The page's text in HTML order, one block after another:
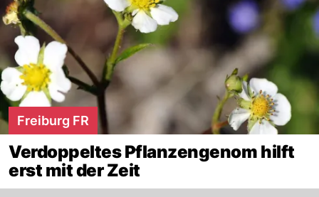
Freiburg FR
Verdoppeltes Pflanzengenom hilft
erst mit der Zeit